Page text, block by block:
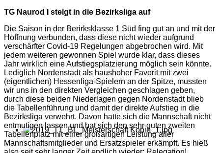
TG Naurod I steigt in die Bezirksliga auf
Die Saison in der Berirksklasse 1 Süd fing gut an und mit der
Hoffnung verbunden, dass diese nicht wieder aufgrund
verschärfter Covid-19 Regelungen abgebrochen wird. Mit
jedem weiteren gewonnen Spiel wurde klar, dass dieses
Jahr wirklich eine Aufstiegsplatzierung möglich sein könnte.
Lediglich Nordenstadt als haushoher Favorit mit zwei
(eigentlichen) Hessenliga-Spielern an der Spitze, mussten
wir uns in den direkten Vergleichen geschlagen geben,
durch diese beiden Niederlagen gegen Nordenstadt blieb
die Tabellenführung und damit der direkte Aufstieg in die
Bezirksliga verwehrt. Davon hatte sich die Mannschaft nicht
entmutigen lassen und hat sich den sehr guten zweiten
Tabellenplatz mit einer großartigen Leistung aller
Mannschaftsmitglieder und Ersatzspieler erkämpft. Es hieß